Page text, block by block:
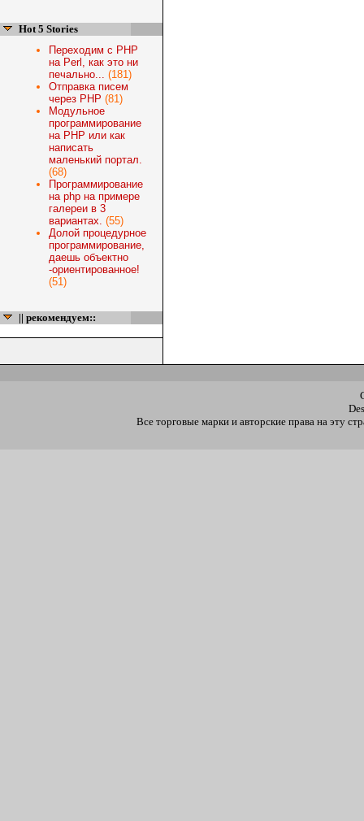
Hot 5 Stories
Переходим с PHP
на Perl, как это ни
печально... (181)
Отправка писем
через PHP (81)
Модульное
программирование
на PHP или как
написать
маленький портал.
(68)
Программирование
на php на примере
галереи в 3
вариантах. (55)
Долой процедурное
программирование,
даешь объектно
-ориентированное!
(51)
|| рекомендуем::
Все торговые марки и авторские права на эту